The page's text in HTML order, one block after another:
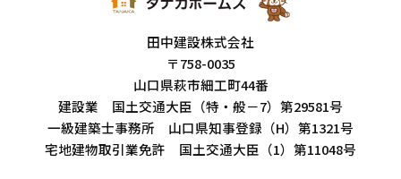
田中建設株式会社
〒758-0035
山口県萩市細工町44番
建設業 国土交通大臣（特・般－7）第29581号
一級建築士事務所 山口県知事登録（H）第1321号
宅地建物取引業免許 国土交通大臣（1）第11048号